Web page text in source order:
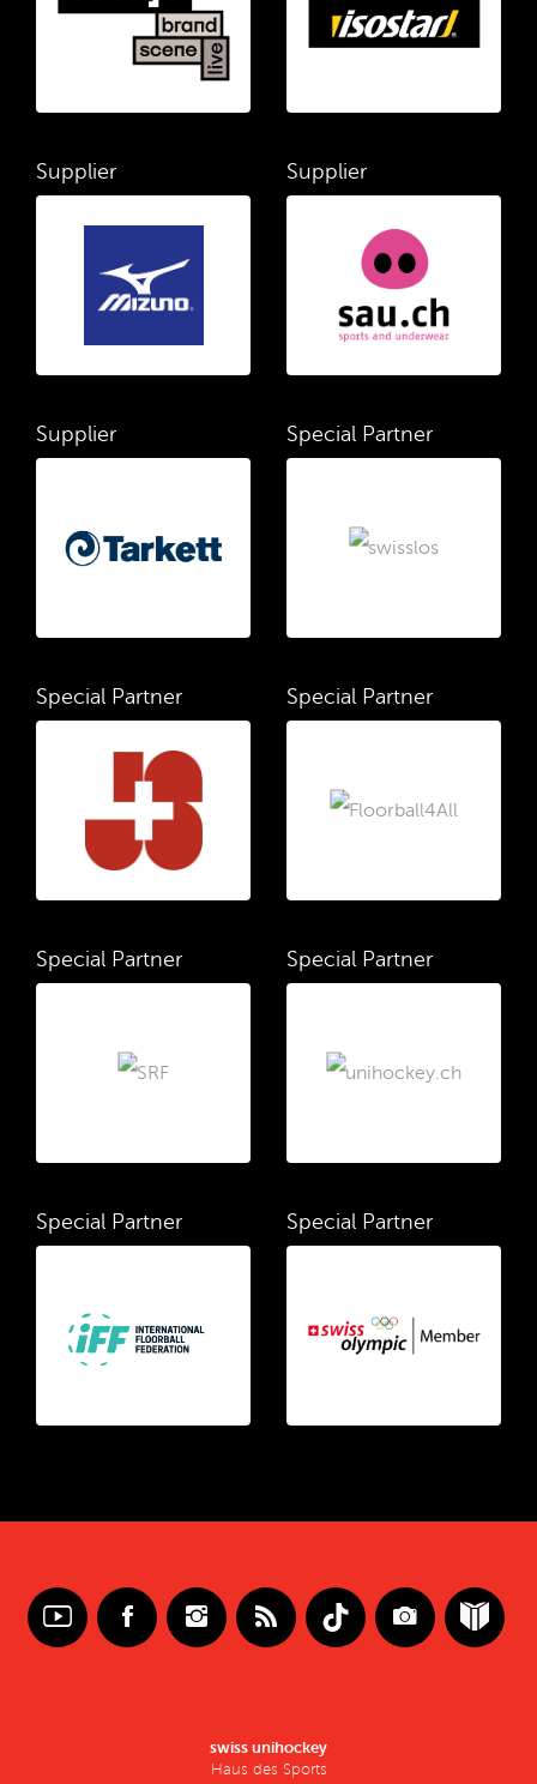
Supplier Supplier
Supplier Special Partner
Special Partner Special Partner
Special Partner Special Partner
Special Partner Special Partner
swiss unihockey
Haus des Sports